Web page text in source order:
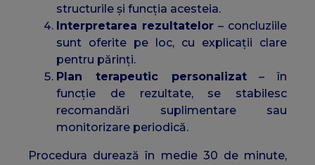
structurile și funcția acesteia.
Interpretarea rezultatelor – concluziile
sunt oferite pe loc, cu explicații clare
pentru părinți.
Plan terapeutic personalizat– în
funcție de rezultate, se stabilesc
recomandări suplimentare sau
monitorizare periodică.
Procedura durează în medie 30 de minute,